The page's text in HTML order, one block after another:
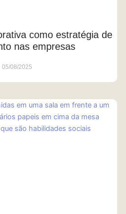
como estratégia de
nas empresas
05/08/2025